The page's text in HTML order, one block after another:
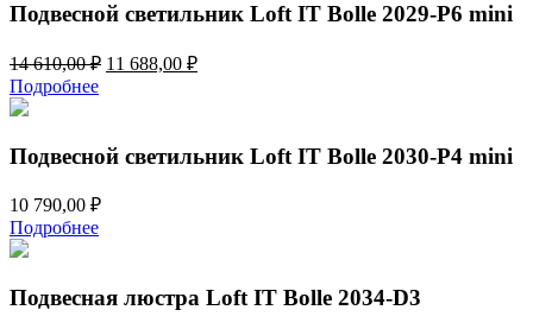
Подвесной светильник Loft IT Bolle 2029-P6 mini
14 610,00₽ Первоначальная
610,00 ₽.
11 688,00 ₽Текущая
Подробнее
Подвесной светильник Loft IT Bolle 2030-P4 mini
10 790,00 ₽
Подробнее
Подвесная люстра Loft IT Bolle 2034-D3